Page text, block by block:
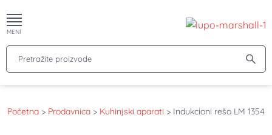
MENI
Pretražite proizvode
Početna > Prodavnica > Kuhinjski aparati > Indukcioni rešo LM 1354